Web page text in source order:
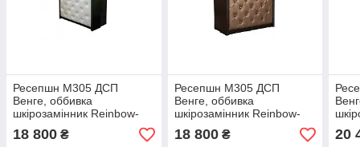
Ресепшн М305 ДСП
Венге, оббивка
шкірозамінник Reinbow-
2501 з гудзиками (Markson
TM)
18 800 ₴
Ресепшн М305 ДСП
Венге, оббивка
шкірозамінник Reinbow-
2518 з гудзиками (Markson
TM)
18 800₴ 20